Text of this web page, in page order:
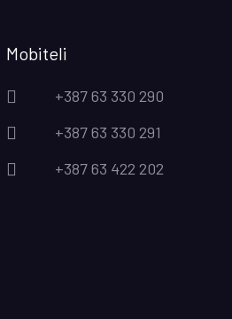
Mobiteli
+387 63 330 290
+387 63 330 291
+387 63 422 202